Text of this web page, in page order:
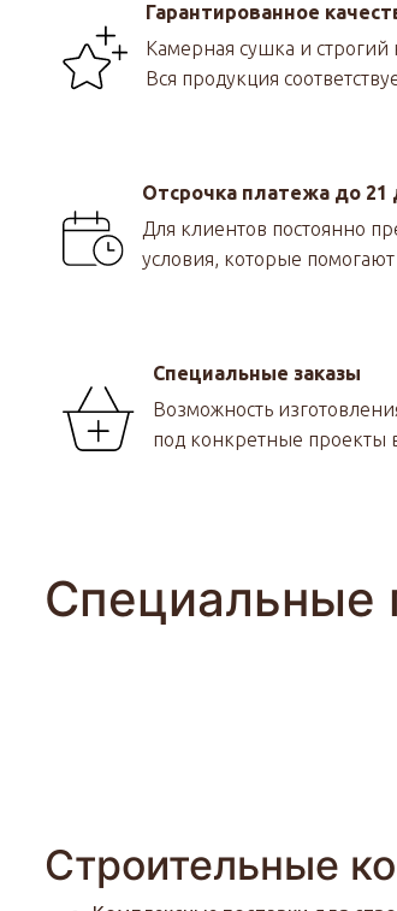
Гарантированное
Камерная сушка и строгий
Вся продукция
Отсрочка платежа до 21
Для клиентов постоянно
условия, которые
Специальные заказы
Возможность
под конкретные проекты
Специальные
Строительные